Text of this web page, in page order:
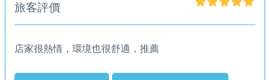
旅客評價
店家很熱情，環境也很舒適，推薦